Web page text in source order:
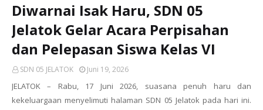
Diwarnai Isak Haru, SDN 05
Jelatok Gelar Acara Perpisahan
dan Pelepasan Siswa Kelas VI
SDN 05 JELATOK Juni 19, 2026
JELATOK – Rabu, 17 Juni 2026, suasana penuh haru dan
kekeluargaan menyelimuti halaman SDN 05 Jelatok pada hari ini.